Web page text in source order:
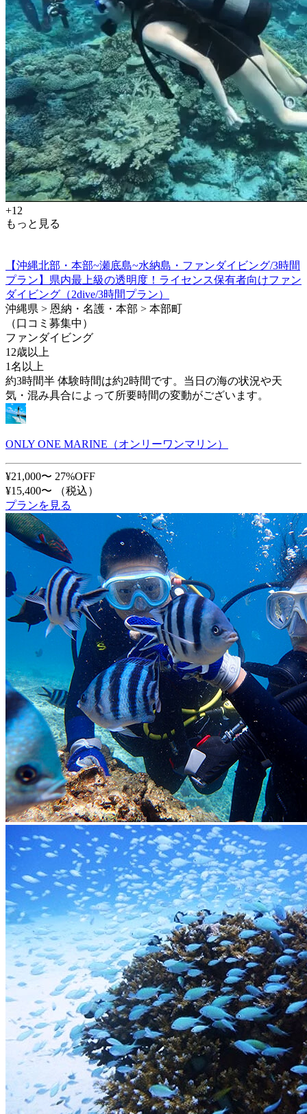
+12
もっと見る
【沖縄北部・本部~瀬底島~水納島・ファンダイビング/3時間
プラン】県内最上級の透明度！ライセンス保有者向けファン
ダイビング（2dive/3時間プラン）
沖縄県 > 恩納・名護・本部 > 本部町
（口コミ募集中）
ファンダイビング
12歳以上
1名以上
約3時間半 体験時間は約2時間です。当日の海の状況や天
気・混み具合によって所要時間の変動がございます。
ONLY ONE MARINE（オンリーワンマリン）
¥21,000〜 27%OFF
¥15,400〜
（税込）
プランを見る